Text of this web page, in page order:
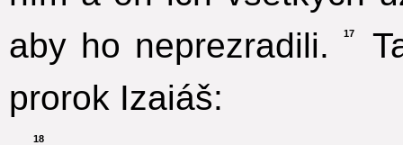
aby ho neprezradili.
17
prorok Izaiáš:
18